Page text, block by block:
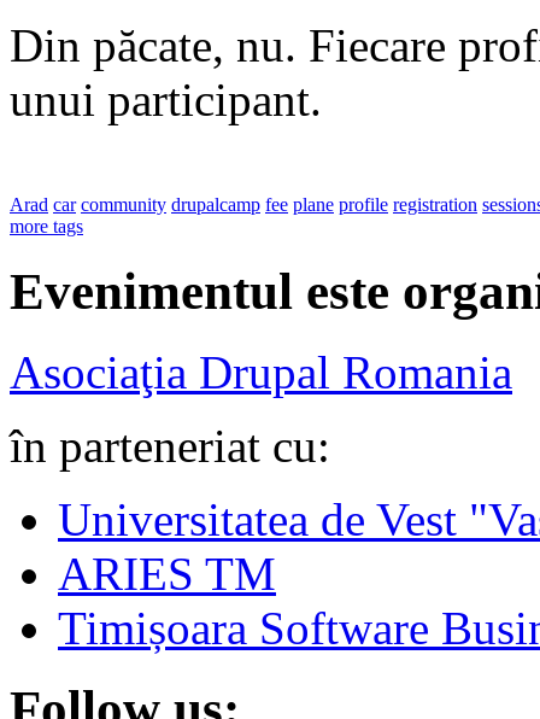
Din păcate, nu. Fiecare
unui participant.
Arad car community drupalcamp fee plane profile registration
more tags
Evenimentul este
Asociaţia Drupal Romania
în parteneriat cu:
Universitatea de Vest
ARIES TM
Timișoara Software